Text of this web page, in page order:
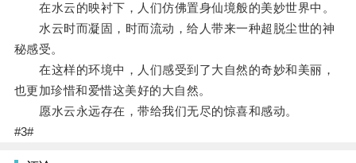
在水云的映衬下，人们仿佛置身仙境般的美妙世界中。
水云时而凝固，时而流动，给人带来一种超脱尘世的神
秘感受。
在这样的环境中，人们感受到了大自然的奇妙和美丽，
也更加珍惜和爱惜这美好的大自然。
愿水云永远存在，带给我们无尽的惊喜和感动。
#3#